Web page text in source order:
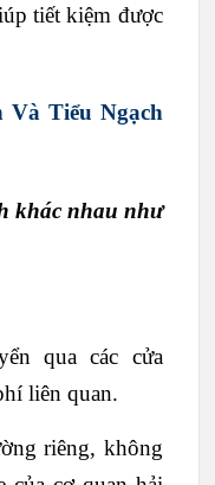
tiết kiệm được
Và Tiểu Ngạch
khác nhau như
qua các cửa
liên quan.
riêng, không